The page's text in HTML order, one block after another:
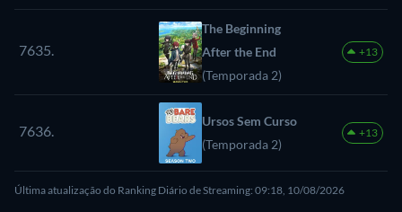
7635.
The Beginning
After the End
(Temporada 2)
+13
7636.
Ursos Sem Curso
(Temporada 2)
+13
Última atualização do Ranking Diário de Streaming: 09:18, 10/08/2026